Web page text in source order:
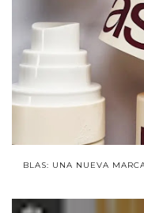
BLAS: UNA NUEVA